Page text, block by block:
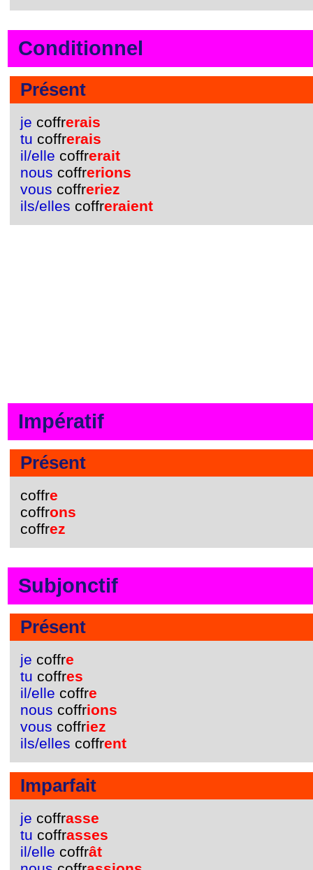
Conditionnel
Présent
je coffrerais
tu coffrerais
il/elle coffrerait
nous coffrerions
vous coffreriez
ils/elles coffreraient
Impératif
Présent
coffre
coffrons
coffrez
Subjonctif
Présent
je coffre
tu coffres
il/elle coffre
nous coffrions
vous coffriez
ils/elles coffrent
Imparfait
je coffrasse
tu coffrasses
il/elle coffrât